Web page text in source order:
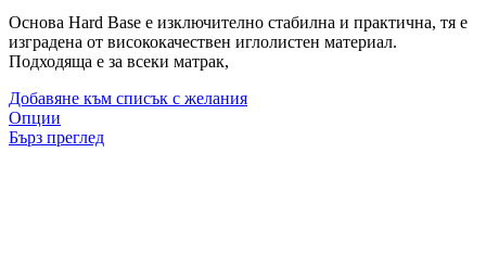
Основа Hard Base е изключително стабилна и практична, тя е
изградена от висококачествен иглолистен материал.
Подходяща е за всеки матрак,
Добавяне към списък с желания
Опции
Бърз преглед